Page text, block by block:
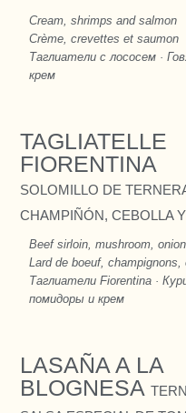
Cream, shrimps and salmon
Crème, crevettes et saumon
Таглиатели с лососем ·
крем
TAGLIATELLE
FIORENTINA
SOLOMILLO DE
CHAMPIÑÓN, CEBOLLA
Beef sirloin, mushroom,
Lard de boeuf,
Таглиатели Fiorentina ·
помидоры и крем
LASAÑA A LA
BLOGNESA